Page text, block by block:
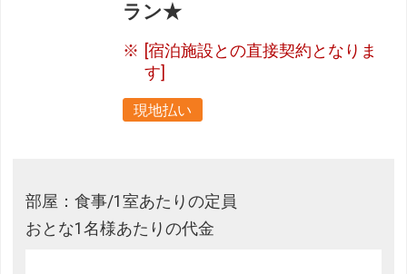
ラン★
[宿泊施設との直接契約となりま
す]
現地払い
部屋：食事/1室あたりの定員
おとな1名様あたりの代金